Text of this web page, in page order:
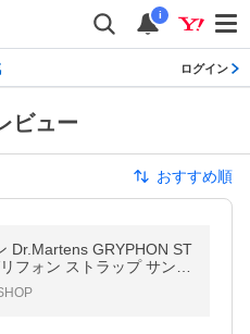
i
ログイン
ビュー
おすすめ順
Dr.Martens GRYPHON ST
フォン ストラップ サンダ
ー メンズ・レディースサ
ク 黒 #15695001